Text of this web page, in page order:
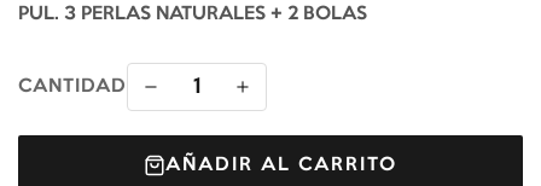
PUL. 3 PERLAS NATURALES + 2 BOLAS
CANTIDAD 1
AÑADIR AL CARRITO